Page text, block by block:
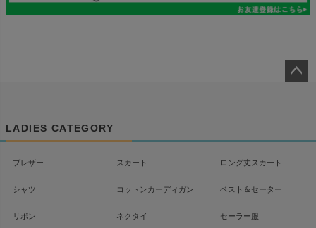
LADIES CATEGORY
ブレザー スカート ロング丈スカート
シャツ コットンカーディガン ベスト＆セーター
リボン ネクタイ セーラー服